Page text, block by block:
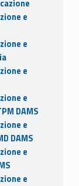
e
e
e
e
DAMS
e
DAMS
e
e